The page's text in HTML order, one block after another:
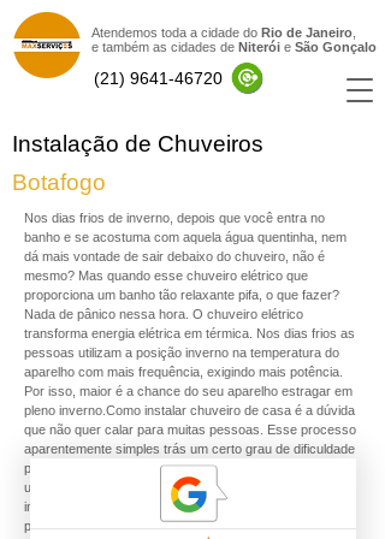
Atendemos toda a cidade do Rio de Janeiro
e também as cidades de Niterói e São Gonçalo
(21) 9641-46720
Instalação de Chuveiros
Botafogo
Nos dias frios de inverno, depois que você entra no
banho e se acostuma com aquela água quentinha, nem
dá mais vontade de sair debaixo do chuveiro, não é
mesmo? Mas quando esse chuveiro elétrico que
proporciona um banho tão relaxante pifa, o que fazer?
Nada de pânico nessa hora. O chuveiro elétrico
transforma energia elétrica em térmica. Nos dias frios as
pessoas utilizam a posição inverno na temperatura do
aparelho com mais frequência, exigindo mais potência.
Por isso, maior é a chance do seu aparelho estragar em
pleno inverno.Como instalar chuveiro de casa é a dúvida
que não quer calar para muitas pessoas. Esse processo
aparentemente simples trás um certo grau de dificuldade
para quem nunca fez isso na vida e pode acabar sendo
uma pedra no sapato em momento inoportunos. A
instalação de um chuveiro é algo que deve ser feito por
profissional capacitado, a fim de evitar maiores